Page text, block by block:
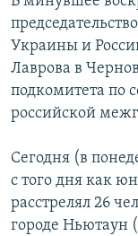
Украины и
Лаврова в
подкомитета по
российской
Сегодня (в
с того дня как
расстрелял 26
городе Ньютаун